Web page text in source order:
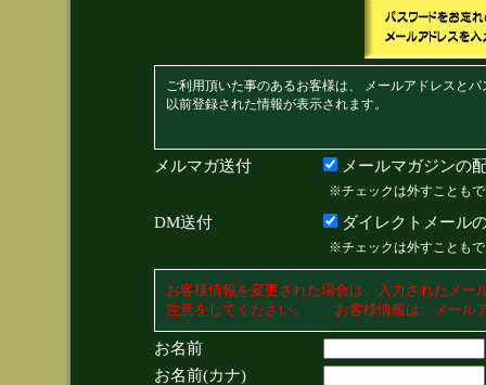
ご利用頂いた事のあるお客様は、 メールアドレスと
以前登録された情報が表示されます。
メルマガ送付 メールマガジンの
※チェックは外すことも
DM送付 ダイレクトメール
※チェックは外すことも
お客様情報を変更された場合は、入力されたメ
注意をしてください。 お客様情報は、メール
お名前
お名前(カナ)